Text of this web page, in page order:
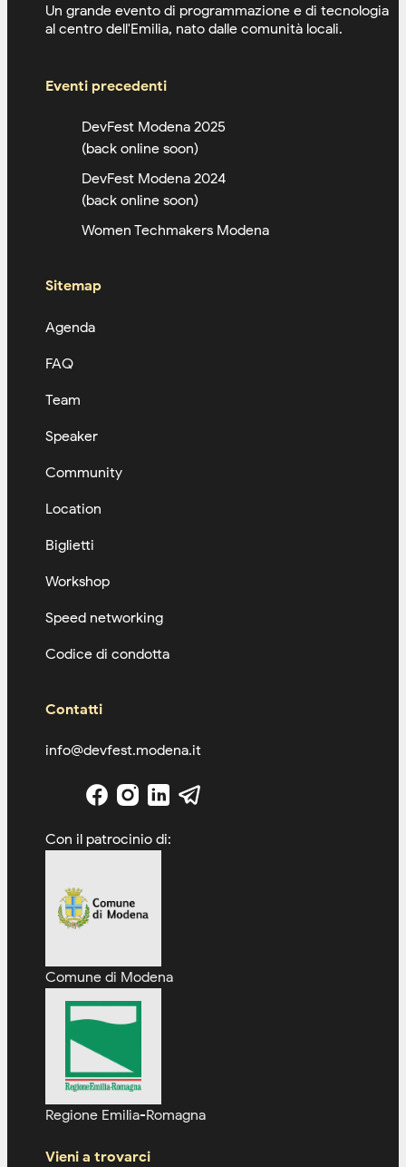
Un grande evento di programmazione e di tecnologia
al centro dell'Emilia, nato dalle comunità locali.
Eventi precedenti
DevFest Modena 2025
(back online soon)
DevFest Modena 2024
(back online soon)
Women Techmakers Modena
Sitemap
Agenda
FAQ
Team
Speaker
Community
Location
Biglietti
Workshop
Speed networking
Codice di condotta
Contatti
info@devfest.modena.it
Con il patrocinio di:
Comune di Modena
Regione Emilia-Romagna
Vieni a trovarci